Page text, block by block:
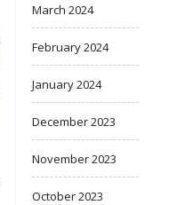
March 2024
February 2024
January 2024
December 2023
November 2023
October 2023